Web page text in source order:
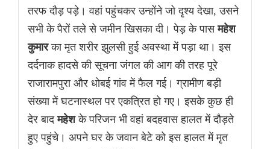
तरफ दौड़ पड़े। वहां पहुंचकर उन्होंने जो दृश्य देखा, उसने
सभी के पैरों तले से जमीन खिसका दी। पेड़ के पासमहेश
कुमारका मृत शरीर झुलसी हुई अवस्था में पड़ा था। इस
दर्दनाक हादसे की सूचना जंगल की आग की तरह पूरे
राजारामपुरा और धोबई गांव में फैल गई। ग्रामीण बड़ी
संख्या में घटनास्थल पर एकत्रित हो गए। इसके कुछ ही
देर बादमहेशके परिजन भी वहां बदहवास हालत में दौड़ते
हुए पहुंचे। अपने घर के जवान बेटे को इस हालत में मृत